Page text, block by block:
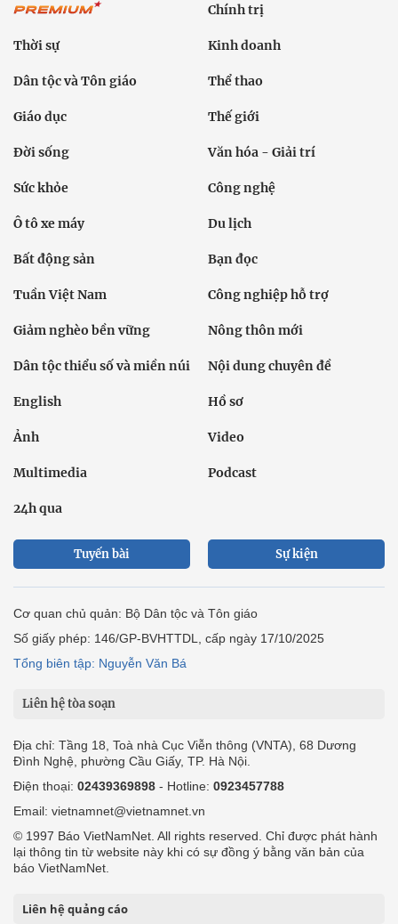
Chính trị
Thời sự Kinh doanh
Dân tộc và Tôn giáo Thể thao
Giáo dục Thế giới
Đời sống Văn hóa - Giải trí
Sức khỏe Công nghệ
Ô tô xe máy Du lịch
Bất động sản Bạn đọc
Tuần Việt Nam Công nghiệp hỗ trợ
Giảm nghèo bền vững Nông thôn mới
Dân tộc thiểu số và miền núi Nội dung chuyên đề
English Hồ sơ
Ảnh Video
Multimedia Podcast
24h qua
Tuyến bài Sự kiện
Cơ quan chủ quản: Bộ Dân tộc và Tôn giáo
Số giấy phép: 146/GP-BVHTTDL, cấp ngày 17/10/2025
Tổng biên tập: Nguyễn Văn Bá
Liên hệ tòa soạn
Địa chỉ: Tầng 18, Toà nhà Cục Viễn thông (VNTA), 68 Dương
Đình Nghệ, phường Cầu Giấy, TP. Hà Nội.
Điện thoại: 02439369898 - Hotline: 0923457788
Email: vietnamnet@vietnamnet.vn
© 1997 Báo VietNamNet. All rights reserved. Chỉ được phát hành
lại thông tin từ website này khi có sự đồng ý bằng văn bản của
báo VietNamNet.
Liên hệ quảng cáo